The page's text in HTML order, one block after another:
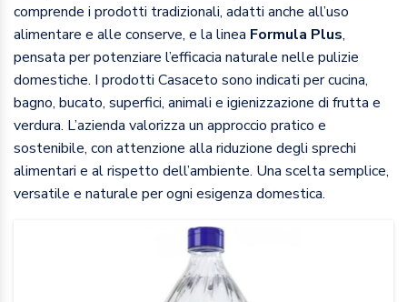
comprende i prodotti tradizionali, adatti anche all’uso
alimentare e alle conserve, e la linea Formula Plus,
pensata per potenziare l’efficacia naturale nelle pulizie
domestiche. I prodotti Casaceto sono indicati per cucina,
bagno, bucato, superfici, animali e igienizzazione di frutta e
verdura. L’azienda valorizza un approccio pratico e
sostenibile, con attenzione alla riduzione degli sprechi
alimentari e al rispetto dell’ambiente. Una scelta semplice,
versatile e naturale per ogni esigenza domestica.